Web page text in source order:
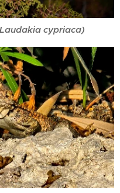
cypriaca)